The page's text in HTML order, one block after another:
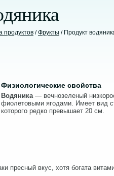
продуктов /Фрукты / Продукт
Физиологические свойства
Водяника— вечнозеленый
фиолетовыми ягодами. Имеет вид
которого редко превышает 20 см.
пресный вкус, хотя богата